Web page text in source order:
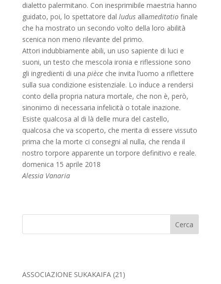
dialetto palermitano. Con inesprimibile maestria hanno
guidato, poi, lo spettatore dal ludus allameditatio finale
che ha mostrato un secondo volto della loro abilità
scenica non meno rilevante del primo.
Attori indubbiamente abili, un uso sapiente di luci e
suoni, un testo che mescola ironia e riflessione sono
gli ingredienti di una pièce che invita l’uomo a riflettere
sulla sua condizione esistenziale. Lo induce a rendersi
conto della propria natura mortale, che non è, però,
sinonimo di necessaria infelicità o totale inazione.
Esiste qualcosa al di là delle mura del castello,
qualcosa che va scoperto, che merita di essere vissuto
prima che la morte ci consegni al nulla, che renda il
nostro torpore apparente un torpore definitivo e reale.
domenica 15 aprile 2018
Alessia Vanaria
Cerca
ASSOCIAZIONE SUKAKAIFA(21)